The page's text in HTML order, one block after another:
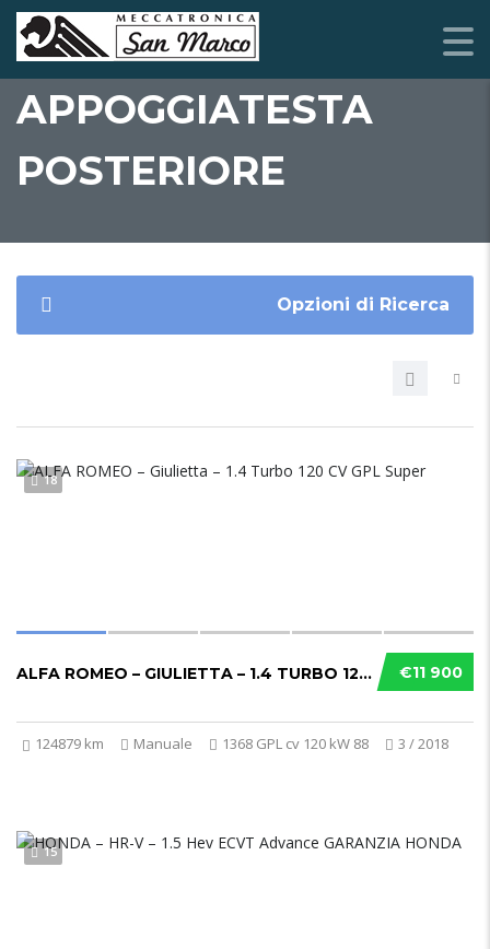
APPOGGIATESTA
POSTERIORE
Opzioni di Ricerca
18
€11 900
ALFA ROMEO – GIULIETTA – 1.4 TURBO 120 CV GP...
124879 km Manuale 1368 GPL cv 120 kW 88 3 / 2018
15